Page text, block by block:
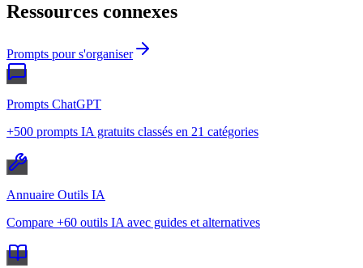
Ressources connexes
Prompts pour s'organiser
Prompts ChatGPT
+500 prompts IA gratuits classés en 21 catégories
Annuaire Outils IA
Compare +60 outils IA avec guides et alternatives